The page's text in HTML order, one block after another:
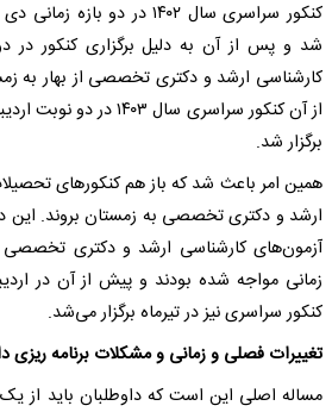
شد و پس از آن به دلیل برگزاری کنکور در
کارشناسی ارشد و دکتری تخصصی از بهار به
برگزار شد.
همین امر باعث شد که باز هم کنکورهای
ارشد و دکتری تخصصی به زمستان بروند.
آزمون‌های کارشناسی ارشد و دکتری تخصصی
زمانی مواجه شده بودند و پیش از آن در
کنکور سراسری نیز در تیرماه برگزار می‌شد.
تغییرات فصلی و زمانی و مشکلات برنامه ریزی
مساله اصلی این است که داوطلبان باید از